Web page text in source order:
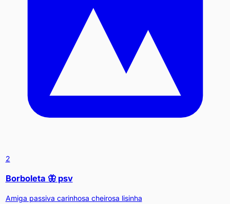
2
Borboleta 🦋 psv
Amiga passiva carinhosa cheirosa lisinha